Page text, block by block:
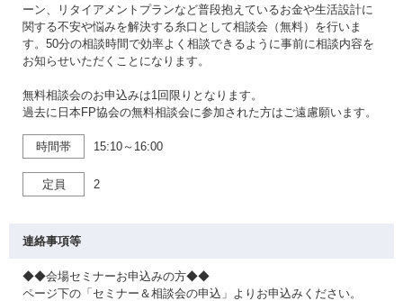
ーン、リタイアメントプランなど普段抱えているお金や生活設計に
関する不安や悩みを解決する糸口として相談会（無料）を行いま
す。50分の相談時間で効率よく相談できるように事前に相談内容を
お知らせいただくことになります。
無料相談会のお申込みは1回限りとなります。
過去に日本FP協会の無料相談会に参加された方はご遠慮願います。
時間帯 15:10～16:00
定員 2
連絡事項等
◆◆会場セミナーお申込みの方◆◆
ページ下の「セミナー＆相談会の申込」よりお申込みください。